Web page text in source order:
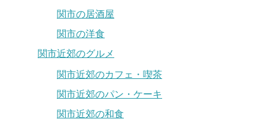
関市の居酒屋
関市の洋食
関市近郊のグルメ
関市近郊のカフェ・喫茶
関市近郊のパン・ケーキ
関市近郊の和食